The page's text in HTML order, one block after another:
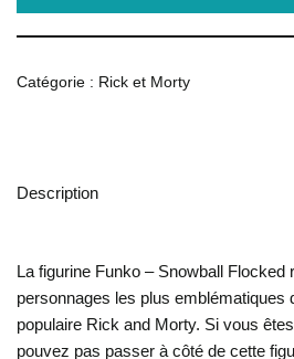
Catégorie : Rick et Morty
Description
La figurine Funko – Snowball Flocked
personnages les plus emblématiques
populaire Rick and Morty. Si vous
pouvez pas passer à côté de cette